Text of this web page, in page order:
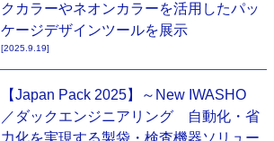
クカラーやネオンカラーを活用したパッ
ケージデザインツールを展示
[2025.9.19]
【Japan Pack 2025】～New IWASHO
／ダックエンジニアリング 自動化・省